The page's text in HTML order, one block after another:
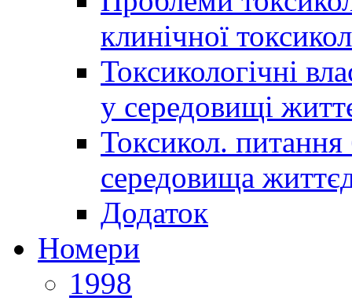
клинічної
Токсикологічні
у середовищі
Токсикол. питання
середовища
Додаток
Номери
1998